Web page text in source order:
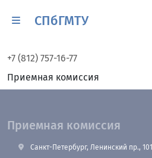
СПбГМТУ
+7 (812) 757-16-77
Приемная комиссия
Приемная комиссия
Санкт-Петербург, Ленинский пр., 101